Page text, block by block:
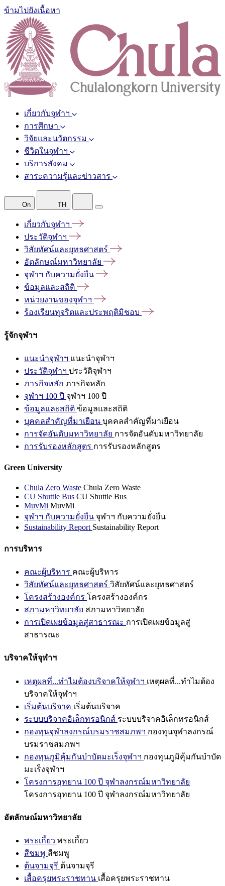
ข้ามไปยังเนื้อหา
เกี่ยวกับจุฬาฯ
การศึกษา
วิจัยและนวัตกรรม
ชีวิตในจุฬาฯ
บริการสังคม
สาระความรู้และข่าวสาร
On TH
เกี่ยวกับจุฬาฯ
ประวัติจุฬาฯ
วิสัยทัศน์และยุทธศาสตร์
อัตลักษณ์มหาวิทยาลัย
จุฬาฯ กับความยั่งยืน
ข้อมูลและสถิติ
หน่วยงานของจุฬาฯ
ร้องเรียนทุจริตและประพฤติมิชอบ
รู้จักจุฬาฯ
แนะนำจุฬาฯ แนะนำจุฬาฯ
ประวัติจุฬาฯ ประวัติจุฬาฯ
ภารกิจหลัก ภารกิจหลัก
จุฬาฯ 100 ปี จุฬาฯ 100 ปี
ข้อมูลและสถิติ ข้อมูลและสถิติ
บุคคลสำคัญที่มาเยือน บุคคลสำคัญที่มาเยือน
การจัดอันดับมหาวิทยาลัย การจัดอันดับมหาวิทยาลัย
การรับรองหลักสูตร การรับรองหลักสูตร
Green University
Chula Zero Waste Chula Zero Waste
CU Shuttle Bus CU Shuttle Bus
MuvMi MuvMi
จุฬาฯ กับความยั่งยืน จุฬาฯ กับความยั่งยืน
Sustainability Report Sustainability Report
การบริหาร
คณะผู้บริหาร คณะผู้บริหาร
วิสัยทัศน์และยุทธศาสตร์ วิสัยทัศน์และยุทธศาสตร์
โครงสร้างองค์กร โครงสร้างองค์กร
สภามหาวิทยาลัย สภามหาวิทยาลัย
การเปิดเผยข้อมูลสู่สาธารณะ การเปิดเผยข้อมูลสู่
สาธารณะ
บริจาคให้จุฬาฯ
เหตุผลที่...ทำไมต้องบริจาคให้จุฬาฯ เหตุผลที่...ทำไมต้อง
บริจาคให้จุฬาฯ
เริ่มต้นบริจาค เริ่มต้นบริจาค
ระบบบริจาคอิเล็กทรอนิกส์ ระบบบริจาคอิเล็กทรอนิกส์
กองทุนจุฬาลงกรณ์บรมราชสมภพฯ กองทุนจุฬาลงกรณ์
บรมราชสมภพฯ
กองทุนภูมิคุ้มกันบำบัดมะเร็งจุฬาฯ กองทุนภูมิคุ้มกันบำบัด
มะเร็งจุฬาฯ
โครงการอุทยาน 100 ปี จุฬาลงกรณ์มหาวิทยาลัย
โครงการอุทยาน 100 ปี จุฬาลงกรณ์มหาวิทยาลัย
อัตลักษณ์มหาวิทยาลัย
พระเกี้ยว พระเกี้ยว
สีชมพู สีชมพู
ต้นจามจุรี ต้นจามจุรี
เสื้อครุยพระราชทาน เสื้อครุยพระราชทาน